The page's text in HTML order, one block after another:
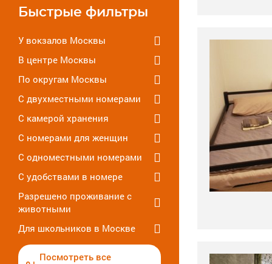
Быстрые фильтры
У вокзалов Москвы
В центре Москвы
По округам Москвы
С двухместными номерами
С камерой хранения
С номерами для женщин
С одноместными номерами
С удобствами в номере
Разрешено проживание с
животными
Для школьников в Москве
Посмотреть все